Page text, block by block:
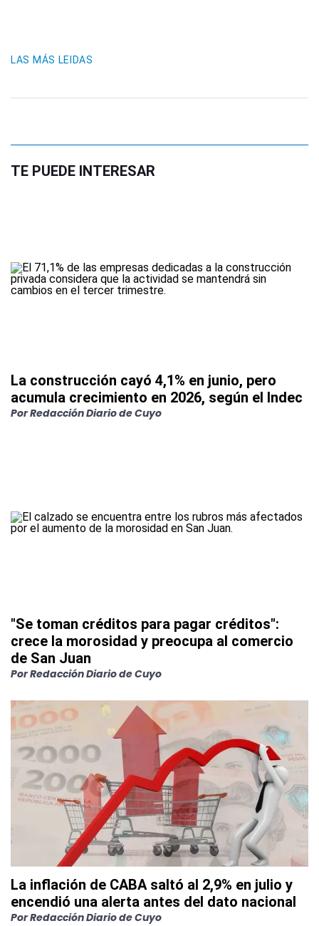
LAS MÁS LEIDAS
TE PUEDE INTERESAR
La construcción cayó 4,1% en junio, pero
acumula crecimiento en 2026, según el Indec
PorRedacción Diario de Cuyo
"Se toman créditos para pagar créditos":
crece la morosidad y preocupa al comercio
de San Juan
PorRedacción Diario de Cuyo
La inflación de CABA saltó al 2,9% en julio y
encendió una alerta antes del dato nacional
PorRedacción Diario de Cuyo